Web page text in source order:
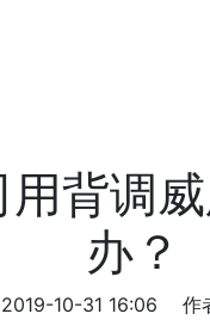
用背调
办？
10-31 16:06 作